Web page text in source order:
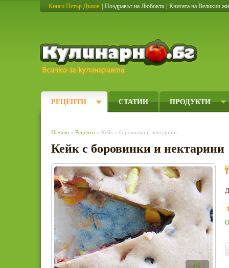
Книги Петър Дънов Поздравът на Любовта Книгата на Великия
РЕЦЕПТИ СТАТИИ ПРОДУКТИ
Начало » Рецепти » Кейк с боровинки и нектарини
Кейк с боровинки и нектарини